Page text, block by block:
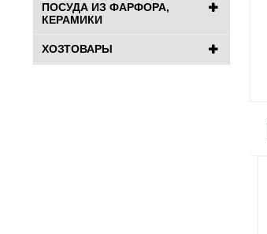
ПОСУДА ИЗ ФАРФОРА,
КЕРАМИКИ
ХОЗТОВАРЫ